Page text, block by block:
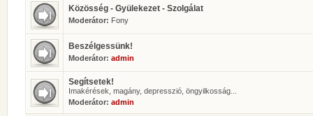
Közösség - Gyülekezet - Szolgálat
Moderátor: Fony
Beszélgessünk!
Moderátor: admin
Segítsetek!
Imakérések, magány, depresszió, öngyilkosság...
Moderátor: admin